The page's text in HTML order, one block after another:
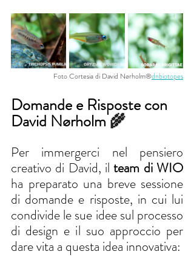
Foto Cortesia di David Nørholm®dnbiotopes
Domande e Risposte con
David Nørholm 🌾
Per immergerci nel pensiero
creativo di David, il team di WIO
ha preparato una breve sessione
di domande e risposte, in cui lui
condivide le sue idee sul processo
di design e il suo approccio per
dare vita a questa idea innovativa: